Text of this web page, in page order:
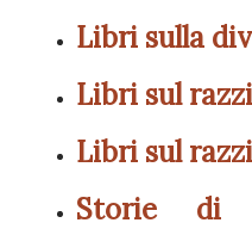
Libri sulla
Libri sul
Libri sul
Storie di